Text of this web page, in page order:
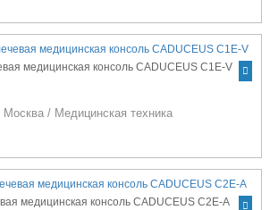
медицинская консоль CADUCEUS C1E-V
Москва / Медицинская техника
медицинская консоль CADUCEUS C2E-A